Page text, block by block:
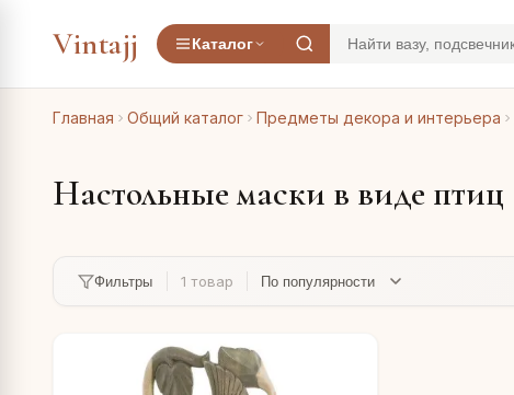
Vintajj Каталог
Главная Общий каталог Предметы декора и интерьера
Настольные маски в виде птиц
Фильтры 1 товар